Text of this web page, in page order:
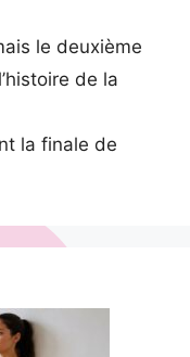
le deuxième
de la
la finale de